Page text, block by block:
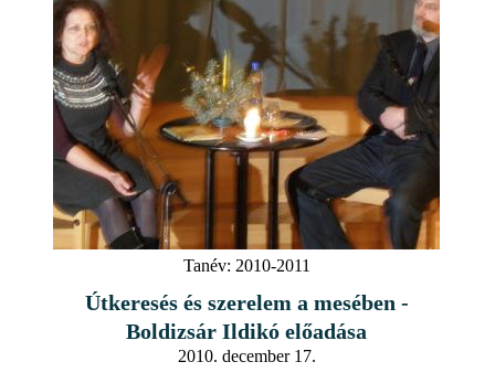
Tanév: 2010-2011
Útkeresés és szerelem a mesében -
Boldizsár Ildikó előadása
2010. december 17.